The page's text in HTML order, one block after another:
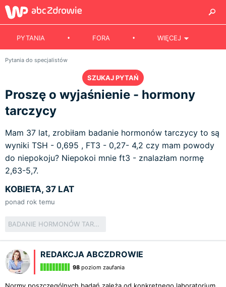
PYTANIA FORA WIĘCEJ
Pytania do specjalistów
SZUKAJ PYTAŃ
Proszę o wyjaśnienie - hormony
tarczycy
Mam 37 lat, zrobiłam badanie hormonów tarczycy to są
wyniki TSH - 0,695 , FT3 - 0,27- 4,2 czy mam powody
do niepokoju? Niepokoi mnie ft3 - znalazłam normę
2,63-5,7.
KOBIETA, 37 LAT
ponad rok temu
BADANIE HORMONÓW TARCZYCY
REDAKCJA ABCZDROWIE
98 poziom zaufania